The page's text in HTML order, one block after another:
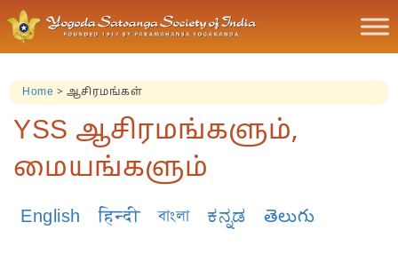
Home > ஆசிரமங்கள்
YSS ஆசிரமங்களும்,
மையங்களும்
English हिन्दी বাংলা ಕನ್ನಡ తెలుగు